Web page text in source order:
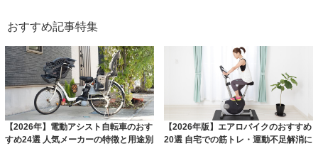
おすすめ記事特集
【2026年】電動アシスト自転車のおす
すめ24選 人気メーカーの特徴と用途別
【2026年版】エアロバイクのおすすめ
20選 自宅での筋トレ・運動不足解消に